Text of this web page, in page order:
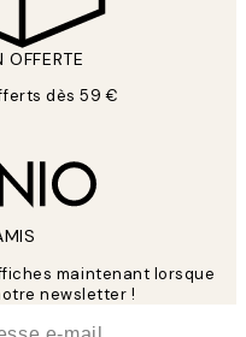
OFFERTE
dès 59 €
maintenant lorsque
newsletter !